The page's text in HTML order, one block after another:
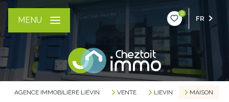
0
FR
MENU
AGENCE IMMOBILIÈRE LIÉVIN VENTE LIEVIN MAISON